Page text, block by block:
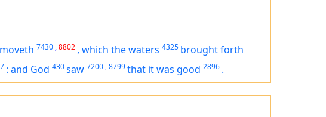
7430 ,8802 , which the waters 4325 brought forth
: and God 430saw 7200 ,8799that it was good 2896 .